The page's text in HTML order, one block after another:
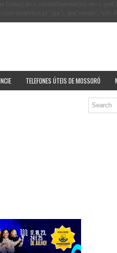
TELEFONES ÚTEIS DE MOSSORÓ